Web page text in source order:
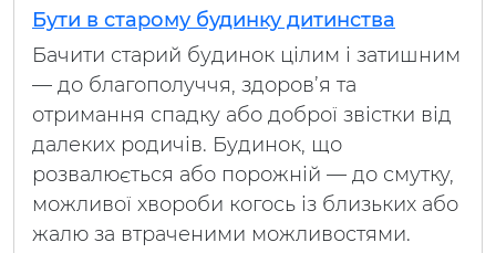
Бути в старому будинку дитинства
Бачити старий будинок цілим і затишним
— до благополуччя, здоров’я та
отримання спадку або доброї звістки від
далеких родичів. Будинок, що
розвалюється або порожній — до смутку,
можливої хвороби когось із близьких або
жалю за втраченими можливостями.